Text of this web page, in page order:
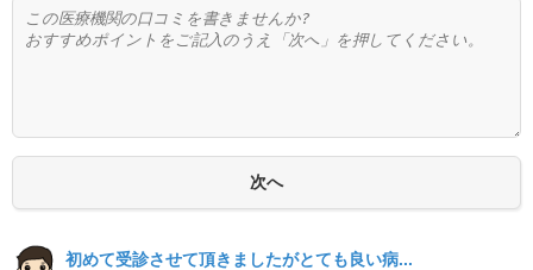
初めて受診させて頂きましたがとても良い病...